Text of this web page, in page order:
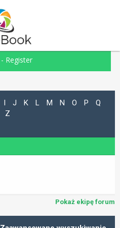
- Register
I J K L M N O P
Q
Z
Pokaż ekipę forum